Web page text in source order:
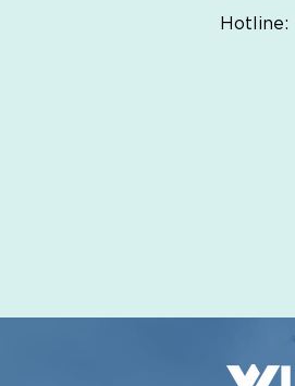
Hotline: